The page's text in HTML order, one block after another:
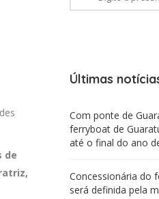
de
,
Últimas
Com ponte de
ferryboat de
até o final do ano
Concessionária do
será definida pela